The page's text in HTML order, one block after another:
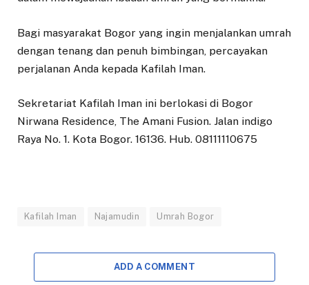
Bagi masyarakat Bogor yang ingin menjalankan umrah
dengan tenang dan penuh bimbingan, percayakan
perjalanan Anda kepada Kafilah Iman.
Sekretariat Kafilah Iman ini berlokasi di Bogor
Nirwana Residence, The Amani Fusion. Jalan indigo
Raya No. 1. Kota Bogor. 16136. Hub. 08111110675
Kafilah Iman Najamudin Umrah Bogor
ADD A COMMENT